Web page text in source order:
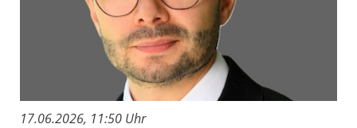
17.06.2026, 11:50 Uhr